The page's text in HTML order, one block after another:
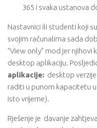
365 i svaka ustanova
Nastavnici ili studenti koji
svojim računalima sada
“View only” mod jer njihovi
desktop aplikaciju.
aplikacije: desktop
raditi u punom kapacitetu
isto vrijeme).
Rješenje je davanje